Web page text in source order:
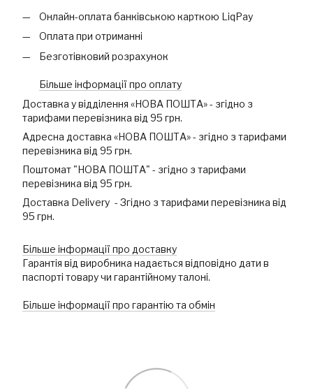
Онлайн-оплата банківською карткою LiqPay
Оплата при отриманні
Безготівковий розрахунок
Більше інформації про оплату
Доставка у відділення «НОВА ПОШТА» - згідно з
тарифами перевізника від 95 грн.
Адресна доставка «НОВА ПОШТА» - згідно з тарифами
перевізника від 95 грн.
Поштомат "НОВА ПОШТА" - згідно з тарифами
перевізника від 95 грн.
Доставка Delivery - Згідно з тарифами перевізника від
95 грн.
Більше інформації про доставку
Гарантія від виробника надається відповідно дати в
паспорті товару чи гарантійному талоні.
Більше інформації про гарантію та обмін